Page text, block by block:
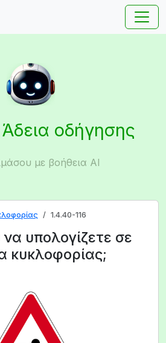
οδήγησης
με βοήθεια AI
1.4.40-116
υπολογίζετε σε
κυκλοφορίας;